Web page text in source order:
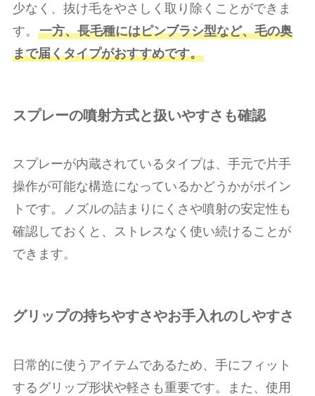
少なく、抜け毛をやさしく取り除くことができま
す。 一方、長毛種にはピンブラシ型など、毛の奥
まで届くタイプがおすすめです。
スプレーの噴射方式と扱いやすさも確認
スプレーが内蔵されているタイプは、手元で片手
操作が可能な構造になっているかどうかがポイン
トです。ノズルの詰まりにくさや噴射の安定性も
確認しておくと、ストレスなく使い続けることが
できます。
グリップの持ちやすさやお手入れのしやすさ
日常的に使うアイテムであるため、手にフィット
するグリップ形状や軽さも重要です。また、使用